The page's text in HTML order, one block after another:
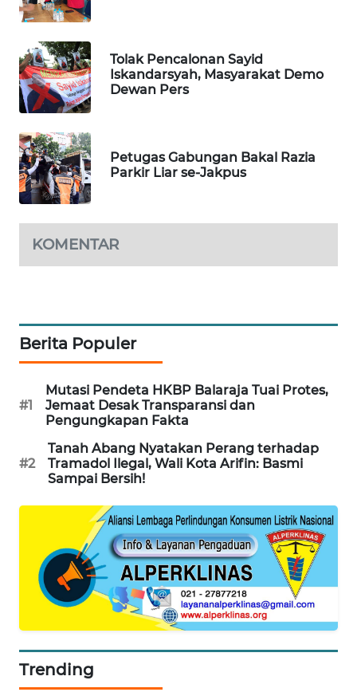
Tolak Pencalonan Sayid
Iskandarsyah, Masyarakat Demo
Dewan Pers
Petugas Gabungan Bakal Razia
Parkir Liar se-Jakpus
KOMENTAR
Berita Populer
#1
Mutasi Pendeta HKBP Balaraja Tuai Protes,
Jemaat Desak Transparansi dan
Pengungkapan Fakta
#2
Tanah Abang Nyatakan Perang terhadap
Tramadol Ilegal, Wali Kota Arifin: Basmi
Sampai Bersih!
Trending
BOGOR
WN
DEPOK
WN
TAPANULI
UTARA
WN
SAMOSIR
WN
WN
SERIBU
WN
TANGERANG
WN
WN
CIREBON